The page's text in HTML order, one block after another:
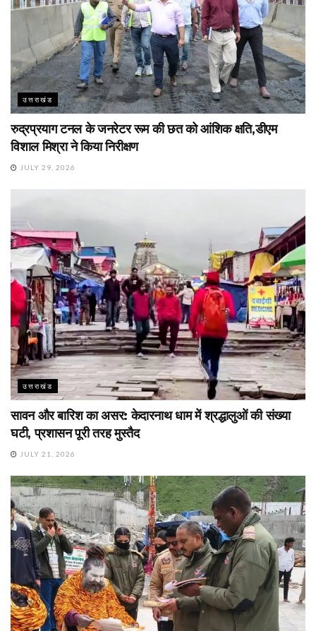
उत्तराखंड
रुद्रप्रयाग टनल के जनरेटर रूम की छत को आंशिक क्षति,डीएम
विशाल मिश्रा ने किया निरीक्षण
JULY 29, 2026
उत्तराखंड
सावन और बारिश का असर: केदारनाथ धाम में श्रद्धालुओं की संख्या
घटी, प्रशासन पूरी तरह मुस्तैद
JULY 21, 2026